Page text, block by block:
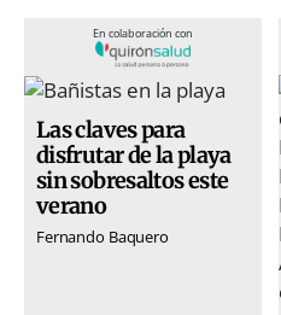
En colaboración con
Las claves para
disfrutar de la playa
sin sobresaltos este
verano
Fernando Baquero